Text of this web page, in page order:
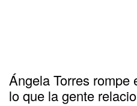
Ángela Torres rompe
lo que la gente